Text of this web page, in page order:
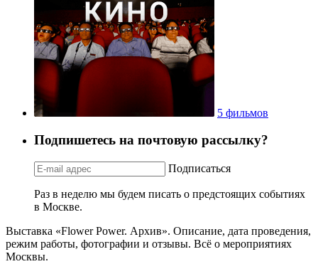
5 фильмов
Подпишетесь на почтовую рассылку?
Подписаться
Раз в неделю мы будем писать о предстоящих событиях
в Москве.
Выставка «Flower Power. Архив». Описание, дата проведения,
режим работы, фотографии и отзывы. Всё о мероприятиях
Москвы.